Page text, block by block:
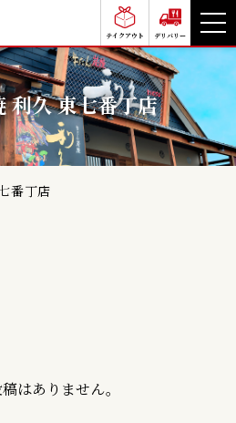
テイクアウト デリバリー
利久 東七番丁店
番丁店
はありません。